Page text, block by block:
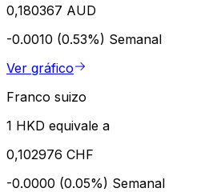
0,180367 AUD
-0.0010 (0.53%) Semanal
Ver gráfico
Franco suizo
1 HKD equivale a
0,102976 CHF
-0.0000 (0.05%) Semanal